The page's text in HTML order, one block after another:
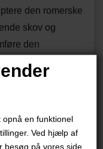
en funktionel
Ved hjælp af
besøg på vores side
den romerske
skov og
den
der skal lokke
i Urbanus-byen.
vis at forhindre
indser, at det